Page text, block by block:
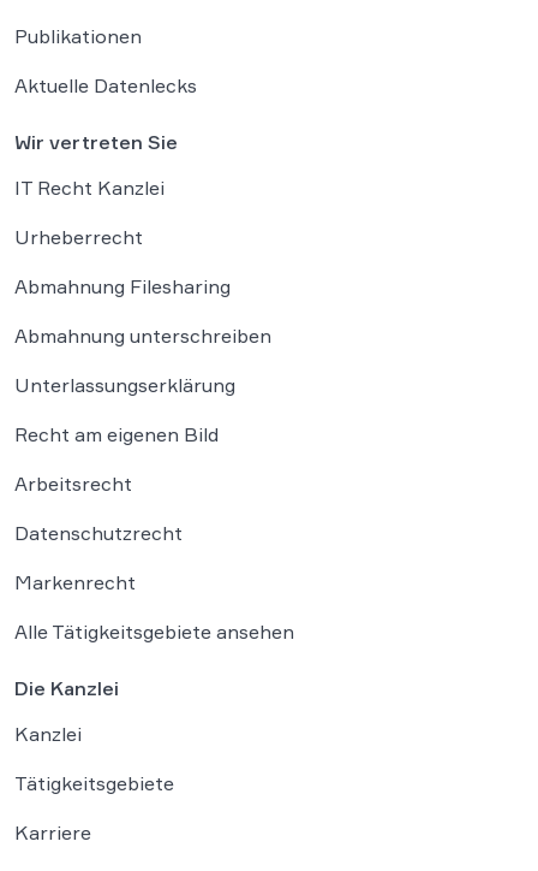
Publikationen
Aktuelle Datenlecks
Wir vertreten Sie
IT Recht Kanzlei
Urheberrecht
Abmahnung Filesharing
Abmahnung unterschreiben
Unterlassungserklärung
Recht am eigenen Bild
Arbeitsrecht
Datenschutzrecht
Markenrecht
Alle Tätigkeitsgebiete ansehen
Die Kanzlei
Kanzlei
Tätigkeitsgebiete
Karriere